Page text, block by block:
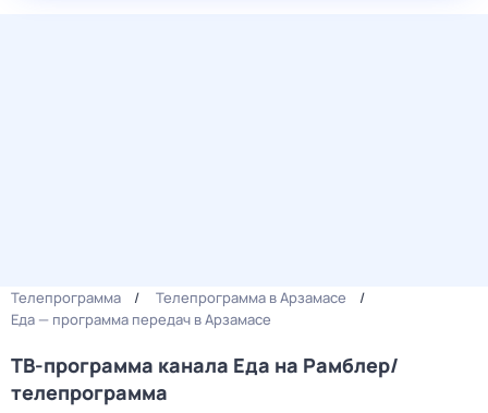
Телепрограмма
Телепрограмма в Арзамасе
Еда — программа передач в Арзамасе
ТВ-программа канала Еда на Рамблер/
телепрограмма